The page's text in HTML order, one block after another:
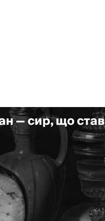
— сир, що став